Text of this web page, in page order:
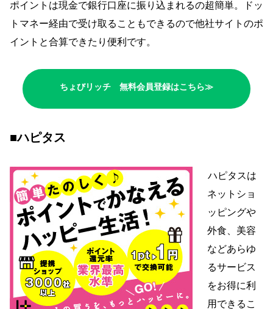
ポイントは現金で銀行口座に振り込まれるの超簡単。ドッ
トマネー経由で受け取ることもできるので他社サイトのポ
イントと合算できたり便利です。
ちょびリッチ 無料会員登録はこちら≫
■ハピタス
ハピタスは
ネットショ
ッピングや
外食、美容
などあらゆ
るサービス
をお得に利
用できるこ